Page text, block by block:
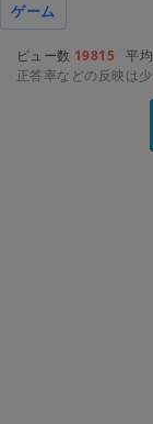
ゲーム
ビュー数 19815 平
正答率などの反映は